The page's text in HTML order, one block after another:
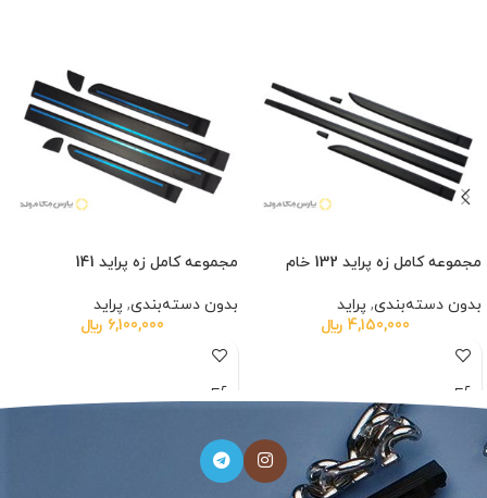
مجموعه کامل زه پراید 132 خام
بدون دسته‌بندی, پراید
4,150,000 ﷼
مجموعه کامل زه پراید 141
بدون دسته‌بندی, پراید
6,100,000 ﷼